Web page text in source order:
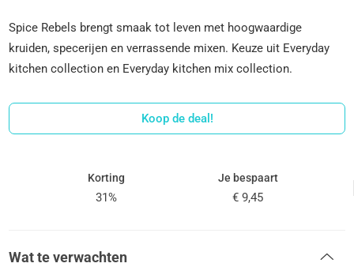
Spice Rebels brengt smaak tot leven met hoogwaardige
kruiden, specerijen en verrassende mixen. Keuze uit Everyday
kitchen collection en Everyday kitchen mix collection.
Koop de deal!
Korting
31%
Je bespaart
€ 9,45
Wat te verwachten